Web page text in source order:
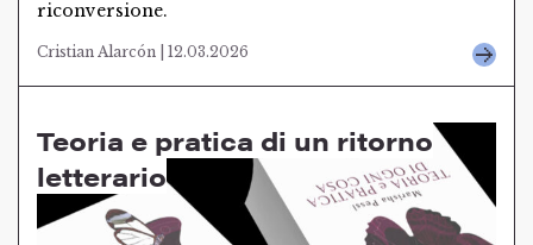
riconversione.
Cristian Alarcón | 12.03.2026
Teoria e pratica di un ritorno
letterario